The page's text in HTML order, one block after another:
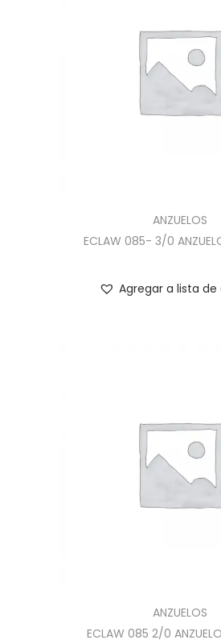
ANZUELOS
ECLAW 085- 3/0
Agregar a lista de
ANZUELOS
ECLAW 085 2/0